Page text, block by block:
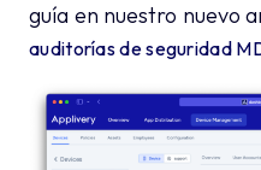
guía en nuestro nuevo
auditorías de seguridad